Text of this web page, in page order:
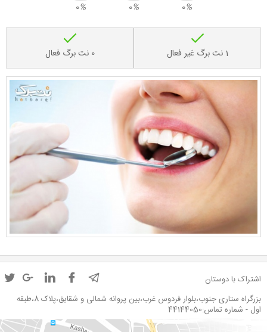
0%
0%
0%
1 نت برگ غیر فعال 0 نت برگ فعال
اشتراک با دوستان
بزرگراه ستاری جنوب،بلوار فردوس غرب،بین پروانه شمالی و شقایق،پلاک 8،طبقه
اول - شماره تماس:44144050